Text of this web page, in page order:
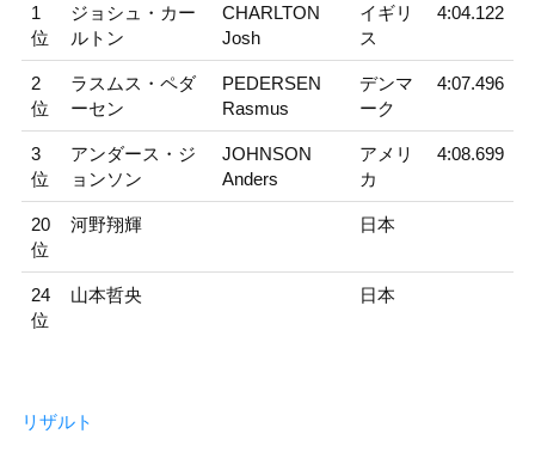
1
位
ジョシュ・カー
ルトン
CHARLTON
Josh
イギリ
ス
4:04.122
2
位
ラスムス・ペダ
ーセン
PEDERSEN
Rasmus
デンマ
ーク
4:07.496
3
位
アンダース・ジ
ョンソン
JOHNSON
Anders
アメリ
カ
4:08.699
20
位
河野翔輝 日本
24
位
山本哲央 日本
リザルト